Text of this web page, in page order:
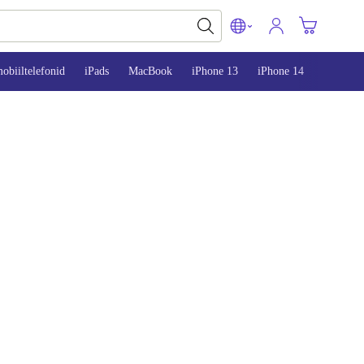
iPads MacBook iPhone 13 iPhone 14